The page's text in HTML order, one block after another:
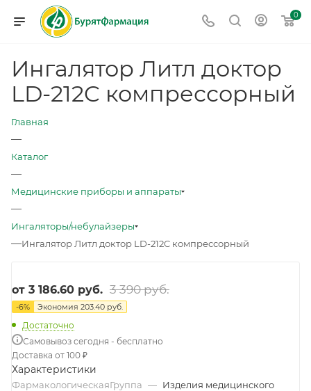
0
Ингалятор Литл доктор
LD-212C компрессорный
Главная
—
Каталог
—
Медицинские приборы и аппараты
—
Ингаляторы/небулайзеры
—Ингалятор Литл доктор LD-212C компрессорный
от 3 186.60 руб. 3 390 руб.
-6% Экономия 203.40 руб.
Достаточно
Самовывоз сегодня - бесплатно
Доставка от 100 ₽
Характеристики
ФармакологическаяГруппа — Изделия медицинского